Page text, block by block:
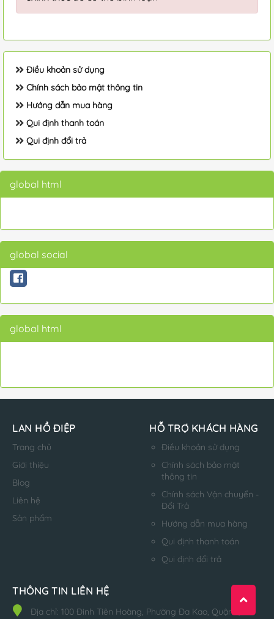
Điều khoản sử dụng
Chính sách bảo mật thông tin
Hướng dẫn mua hàng
Qui định thanh toán
Qui định đổi trả
global html
global social
global html
LAN HỒ ĐIỆP
Trang chủ
Giới thiệu
Blog
Liên hệ
Sản phẩm
HỖ TRỢ KHÁCH HÀNG
Điều khoản sử dụng
Chính sách bảo mật
thông tin
Chính sách Vận chuyển -
Đổi Trả
Hướng dẫn mua hàng
Qui định thanh toán
Qui định đổi trả
THÔNG TIN LIÊN HỆ
Địa chỉ: 100 Đinh Tiên Hoàng, Phường Đa Kao, Quận 1,